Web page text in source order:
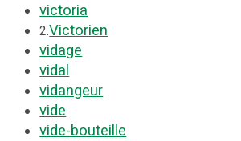
victoria
2.Victorien
vidage
vidal
vidangeur
vide
vide-bouteille